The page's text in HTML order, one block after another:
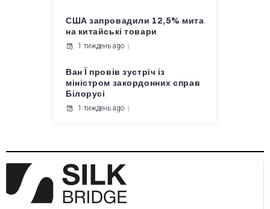
США запровадили 12,5% мита
на китайські товари
1 тиждень ago
Ван Ї провів зустріч із
міністром закордонних справ
Білорусі
1 тиждень ago